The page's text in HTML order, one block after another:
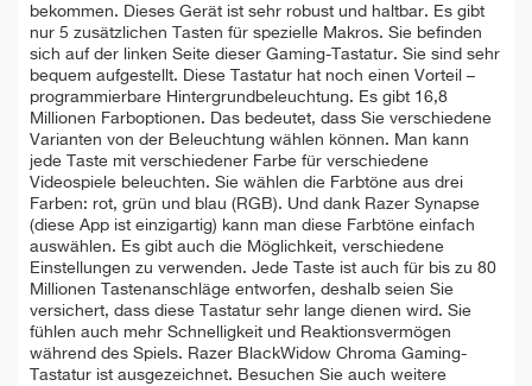
bekommen. Dieses Gerät ist sehr robust und haltbar. Es gibt
nur 5 zusätzlichen Tasten für spezielle Makros. Sie befinden
sich auf der linken Seite dieser Gaming-Tastatur. Sie sind sehr
bequem aufgestellt. Diese Tastatur hat noch einen Vorteil –
programmierbare Hintergrundbeleuchtung. Es gibt 16,8
Millionen Farboptionen. Das bedeutet, dass Sie verschiedene
Varianten von der Beleuchtung wählen können. Man kann
jede Taste mit verschiedener Farbe für verschiedene
Videospiele beleuchten. Sie wählen die Farbtöne aus drei
Farben: rot, grün und blau (RGB). Und dank Razer Synapse
(diese App ist einzigartig) kann man diese Farbtöne einfach
auswählen. Es gibt auch die Möglichkeit, verschiedene
Einstellungen zu verwenden. Jede Taste ist auch für bis zu 80
Millionen Tastenanschläge entworfen, deshalb seien Sie
versichert, dass diese Tastatur sehr lange dienen wird. Sie
fühlen auch mehr Schnelligkeit und Reaktionsvermögen
während des Spiels. Razer BlackWidow Chroma Gaming-
Tastatur ist ausgezeichnet. Besuchen Sie auch weitere